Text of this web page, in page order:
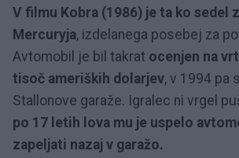
V filmu Kobra (1986) je ta ko sedel
Mercuryja, izdelanega posebej za
Avtomobil je bil takrat ocenjen na
tisoč ameriških dolarjev, v 1994 pa
Stallonove garaže. Igralec ni vrgel
po 17 letih lova mu je uspelo
zapeljati nazaj v garažo.